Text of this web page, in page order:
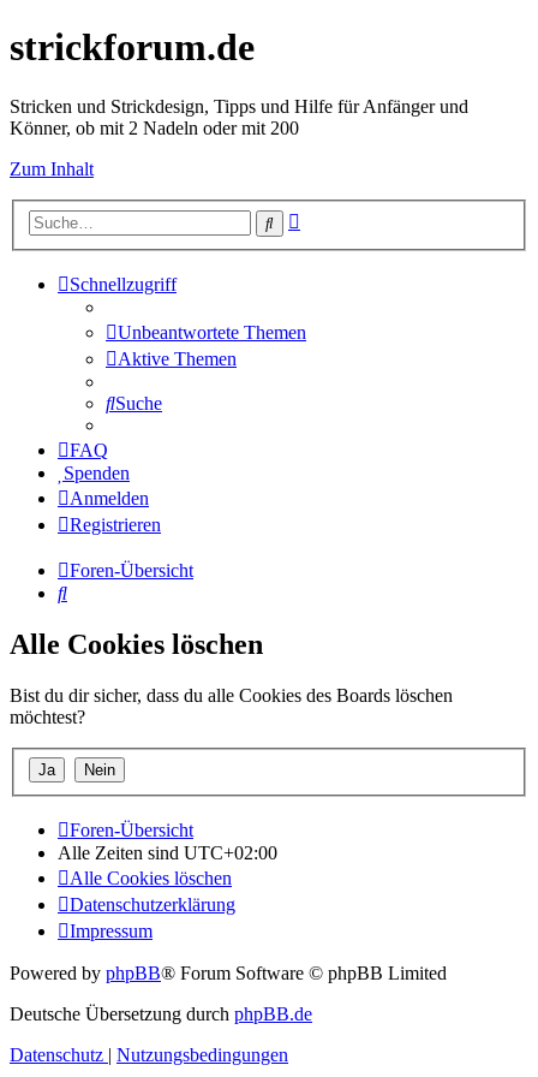
strickforum.de
Stricken und Strickdesign, Tipps und Hilfe für Anfänger und
Könner, ob mit 2 Nadeln oder mit 200
Zum Inhalt
Suche
Schnellzugriff
Unbeantwortete Themen
Aktive Themen
Suche
FAQ
Spenden
Anmelden
Registrieren
Foren-Übersicht
Suche
Alle Cookies löschen
Bist du dir sicher, dass du alle Cookies des Boards löschen
möchtest?
Foren-Übersicht
Alle Zeiten sind UTC+02:00
Alle Cookies löschen
Datenschutzerklärung
Impressum
Powered by phpBB® Forum Software © phpBB Limited
Deutsche Übersetzung durch phpBB.de
Datenschutz | Nutzungsbedingungen